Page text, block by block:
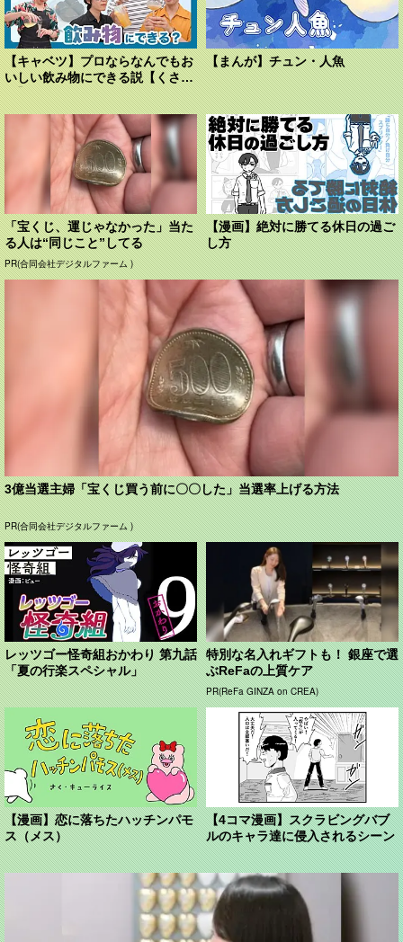
【キャベツ】プロならなんでもお
いしい飲み物にできる説【くさ
や】
【まんが】チュン・人魚
「宝くじ、運じゃなかった」当た
る人は“同じこと”してる
PR(合同会社デジタルファーム )
【漫画】絶対に勝てる休日の過ご
し方
3億当選主婦「宝くじ買う前に〇〇した」当選率上げる方法
PR(合同会社デジタルファーム )
レッツゴー怪奇組おかわり 第九話
「夏の行楽スペシャル」
特別な名入れギフトも！ 銀座で選
ぶReFaの上質ケア
PR(ReFa GINZA on CREA)
【漫画】恋に落ちたハッチンパモ
ス（メス）
【4コマ漫画】スクラビングバブ
ルのキャラ達に侵入されるシーン